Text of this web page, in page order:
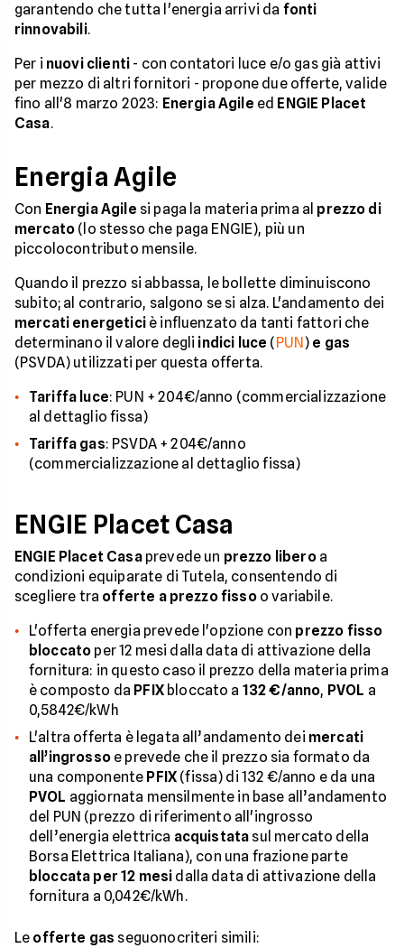
garantendo che tutta l'energia arrivi da fonti
rinnovabili.
Per i nuovi clienti - con contatori luce e/o gas già attivi
per mezzo di altri fornitori - propone due offerte, valide
fino all'8 marzo 2023: Energia Agile ed ENGIE Placet
Casa.
Energia Agile
Con Energia Agile si paga la materia prima al prezzo di
mercato (lo stesso che paga ENGIE), più un
piccolocontributo mensile.
Quando il prezzo si abbassa, le bollette diminuiscono
subito; al contrario, salgono se si alza. L'andamento dei
mercati energeticiè influenzato da tanti fattori che
determinano il valore degli indici luce ( PUN ) e gas
(PSVDA) utilizzati per questa offerta.
Tariffa luce: PUN + 204€/anno (commercializzazione
al dettaglio fissa)
Tariffa gas: PSVDA + 204€/anno
(commercializzazione al dettaglio fissa)
ENGIE Placet Casa
ENGIE Placet Casaprevede un prezzo liberoa
condizioni equiparate di Tutela, consentendo di
scegliere tra offerte a prezzo fissoo variabile.
L'offerta energia prevede l'opzione con prezzo fisso
bloccato per 12 mesi dalla data di attivazione della
fornitura: in questo caso il prezzo della materia prima
è composto da PFIXbloccato a 132 €/anno, PVOL a
0,5842€/kWh
L'altra offerta è legata all’andamento dei mercati
all’ingrossoe prevede che il prezzo sia formato da
una componente PFIX (fissa) di 132 €/anno e da una
PVOL aggiornata mensilmente in base all’andamento
del PUN (prezzo di riferimento all'ingrosso
dell’energia elettrica acquistata sul mercato della
Borsa Elettrica Italiana), con una frazione parte
bloccata per 12 mesi dalla data di attivazione della
fornitura a 0,042€/kWh.
Le offerte gas seguonocriteri simili: